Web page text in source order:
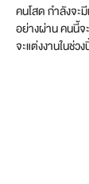
คนโสด กำลังจะ
อย่างผ่าน คนนี้จ
จะแต่งงานในช่ว